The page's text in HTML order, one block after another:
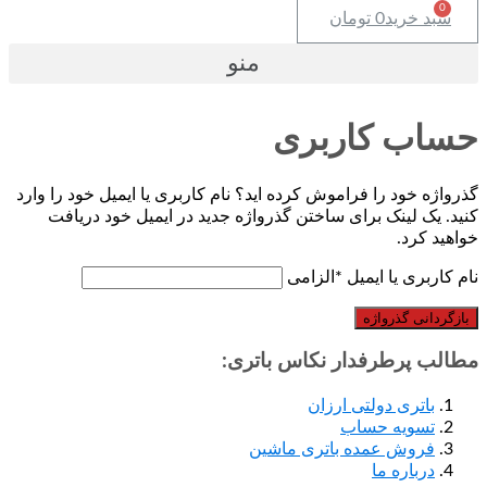
0 تومان
کاربری
خود را فراموش کرده اید؟ نام کاربری یا ایمیل خود را وارد
لینک برای ساختن گذرواژه جدید در ایمیل خود دریافت
یا ایمیل* الزامی
گذرواژه
نکاس باتری:
دولتی ارزان
حساب
عمده باتری ماشین
ما